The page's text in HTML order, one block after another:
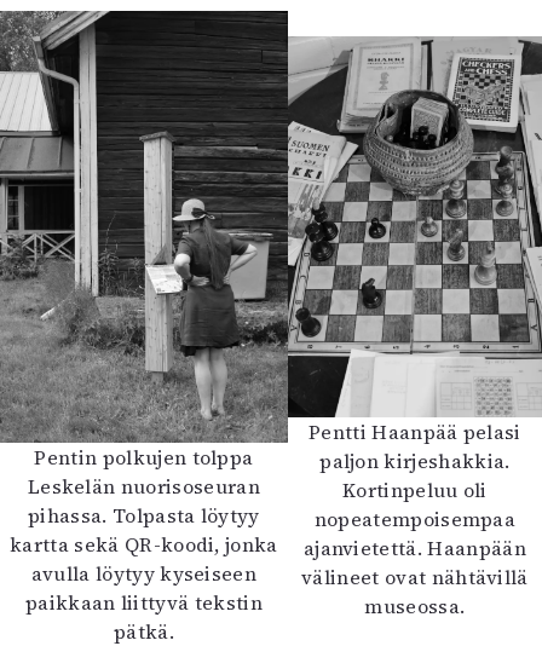
Pentin polkujen tolppa
Leskelän nuorisoseuran
pihassa. Tolpasta löytyy
kartta sekä QR-koodi, jonka
avulla löytyy kyseiseen
paikkaan liittyvä tekstin
pätkä.
Pentti Haanpää pelasi
paljon kirjeshakkia.
Kortinpeluu oli
nopeatempoisempaa
ajanvietettä. Haanpään
välineet ovat nähtävillä
museossa.